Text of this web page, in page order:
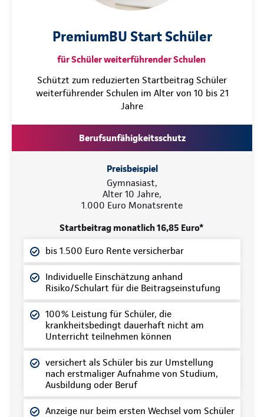
PremiumBU Start Schüler
für Schüler weiterführender Schulen
Schützt zum reduzierten Startbeitrag Schüler
weiterführender Schulen im Alter von 10 bis 21
Jahre
Berufsunfähigkeitsschutz
Preisbeispiel
Gymnasiast,
Alter 10 Jahre,
1.000 Euro Monatsrente
Startbeitrag monatlich 16,85 Euro*
bis 1.500 Euro Rente versicherbar
Individuelle Einschätzung anhand
Risiko/Schulart für die Beitragseinstufung
100% Leistung für Schüler, die
krankheitsbedingt dauerhaft nicht am
Unterricht teilnehmen können
versichert als Schüler bis zur Umstellung
nach erstmaliger Aufnahme von Studium,
Ausbildung oder Beruf
Anzeige nur beim ersten Wechsel vom Schüler